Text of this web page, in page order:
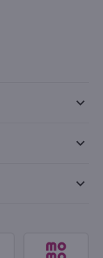
keyboard_arrow_down
keyboard_arrow_down
keyboard_arrow_down